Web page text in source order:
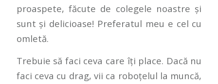
proaspete, făcute de colegele noastre și
sunt și delicioase! Preferatul meu e cel cu
omletă.
Trebuie să faci ceva care îți place. Dacă nu
faci ceva cu drag, vii ca roboțelul la muncă,